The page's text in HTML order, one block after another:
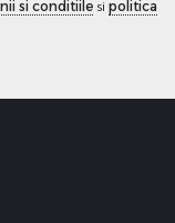
si conditiile si politica